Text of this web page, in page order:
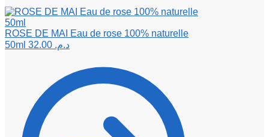
ROSE DE MAI Eau de rose 100% naturelle
50ml
د.م.